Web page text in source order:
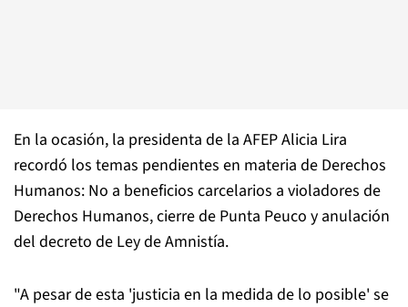
En la ocasión, la presidenta de la AFEP Alicia Lira
recordó los temas pendientes en materia de Derechos
Humanos: No a beneficios carcelarios a violadores de
Derechos Humanos, cierre de Punta Peuco y anulación
del decreto de Ley de Amnistía.
"A pesar de esta 'justicia en la medida de lo posible' se